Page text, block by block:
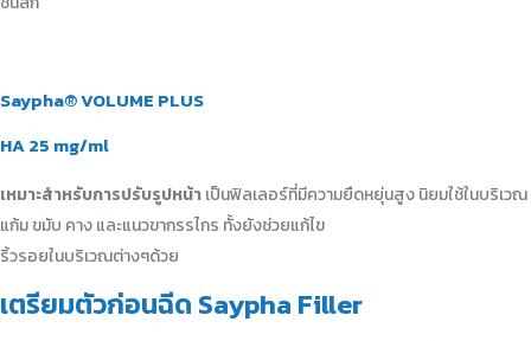
Saypha® VOLUME PLUS
HA 25 mg/ml
เหมาะสำหรับการปรับรูปหน้าเป็นฟิลเลอร์ที่มีความยืดหยุ่นสูง นิยมใช้ในบริเวณ
แก้ม ขมับ คาง และแนวขากรรไกร ทั้งยังช่วยแก้ไข
ริ้วรอยในบริเวณต่างๆด้วย
เตรียมตัวก่อนฉีด Saypha Filler